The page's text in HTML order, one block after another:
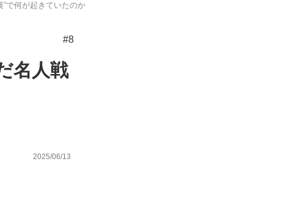
で何が起きていたのか
#8
名人戦
2025/06/13